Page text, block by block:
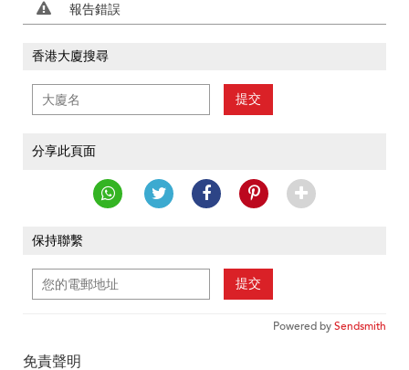
報告錯誤
香港大廈搜尋
提交
分享此頁面
保持聯繫
提交
Powered bySendsmith
免責聲明